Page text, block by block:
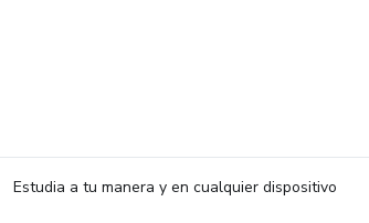
Estudia a tu manera y en cualquier dispositivo